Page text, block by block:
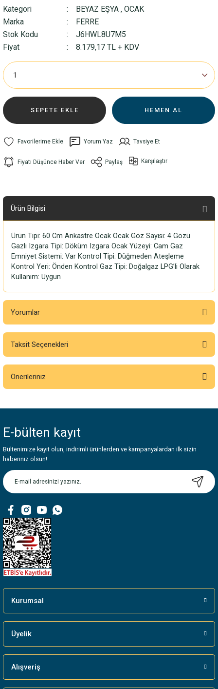
Kategori BEYAZ EŞYA , OCAK
Marka
FERRE
Stok Kodu
J6HWL8U7M5
Fiyat
8.179,17 TL + KDV
SEPETE EKLE HEMEN AL
Yorum Yaz Tavsiye Et
Fiyatı Düşünce Haber Ver Paylaş Karşılaştır
Ürün Bilgisi
Ürün Tipi: 60 Cm Ankastre Ocak Ocak Göz Sayısı: 4 Gözü
Gazlı Izgara Tipi: Döküm Izgara Ocak Yüzeyi: Cam Gaz
Emniyet Sistemi: Var Kontrol Tipi: Düğmeden Ateşleme
Kontrol Yeri: Önden Kontrol Gaz Tipi: Doğalgaz LPG’li Olarak
Kullanım: Uygun
Yorumlar
Bu ürüne ilk yorumu siz yapın!
Taksit Seçenekleri
Önerileriniz
Görüş ve önerileriniz için teşekkür ederiz.
Ürün resmi kalitesiz, bozuk veya görüntülenemiyor.
Ürün açıklamasında eksik bilgiler bulunuyor.
Ürün bilgilerinde hatalar bulunuyor.
Bu ürüne benzer farklı alternatifler olmalı.
E-bülten kayıt
Bültenimize kayıt olun, indirimli ürünlerden ve kampanyalardan ilk sizin
haberiniz olsun!
Kurumsal
Üyelik
Alışveriş